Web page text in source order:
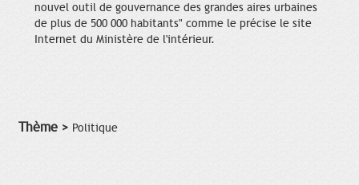
nouvel outil de gouvernance des grandes aires urbaines
de plus de 500 000 habitants" comme le précise le site
Internet du Ministère de l'intérieur.
Thème > Politique